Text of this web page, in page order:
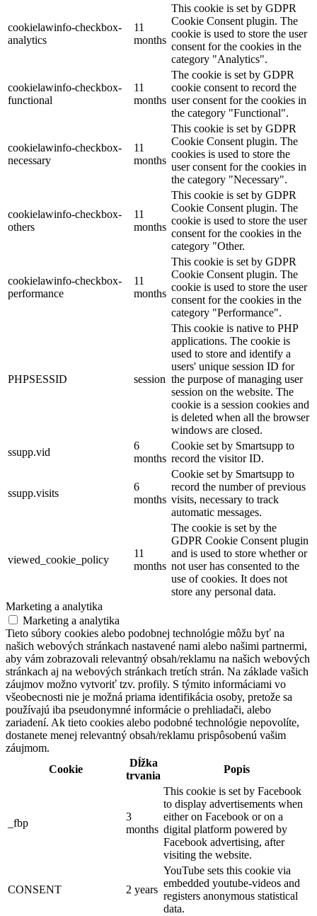
cookielawinfo-checkbox-
analytics
11
months
This cookie is set by GDPR
Cookie Consent plugin. The
cookie is used to store the user
consent for the cookies in the
category "Analytics".
cookielawinfo-checkbox-
functional
11
months
The cookie is set by GDPR
cookie consent to record the
user consent for the cookies in
the category "Functional".
cookielawinfo-checkbox-
necessary
11
months
This cookie is set by GDPR
Cookie Consent plugin. The
cookies is used to store the
user consent for the cookies in
the category "Necessary".
cookielawinfo-checkbox-
others
11
months
This cookie is set by GDPR
Cookie Consent plugin. The
cookie is used to store the user
consent for the cookies in the
category "Other.
cookielawinfo-checkbox-
performance
11
months
This cookie is set by GDPR
Cookie Consent plugin. The
cookie is used to store the user
consent for the cookies in the
category "Performance".
PHPSESSID session
This cookie is native to PHP
applications. The cookie is
used to store and identify a
users' unique session ID for
the purpose of managing user
session on the website. The
cookie is a session cookies and
is deleted when all the browser
windows are closed.
ssupp.vid
6
months
Cookie set by Smartsupp to
record the visitor ID.
ssupp.visits
6
months
Cookie set by Smartsupp to
record the number of previous
visits, necessary to track
automatic messages.
viewed_cookie_policy
11
months
The cookie is set by the
GDPR Cookie Consent plugin
and is used to store whether or
not user has consented to the
use of cookies. It does not
store any personal data.
Marketing a analytika
Marketing a analytika
Tieto súbory cookies alebo podobnej technológie môžu byť na
našich webových stránkach nastavené nami alebo našimi partnermi,
aby vám zobrazovali relevantný obsah/reklamu na našich webových
stránkach aj na webových stránkach tretích strán. Na základe vašich
záujmov možno vytvoriť tzv. profily. S týmito informáciami vo
všeobecnosti nie je možná priama identifikácia osoby, pretože sa
používajú iba pseudonymné informácie o prehliadači, alebo
zariadení. Ak tieto cookies alebo podobné technológie nepovolíte,
dostanete menej relevantný obsah/reklamu prispôsobenú vašim
záujmom.
Cookie
Dĺžka
trvania
Popis
_fbp
3
months
This cookie is set by Facebook
to display advertisements when
either on Facebook or on a
digital platform powered by
Facebook advertising, after
visiting the website.
CONSENT 2 years
YouTube sets this cookie via
embedded youtube-videos and
registers anonymous statistical
data.